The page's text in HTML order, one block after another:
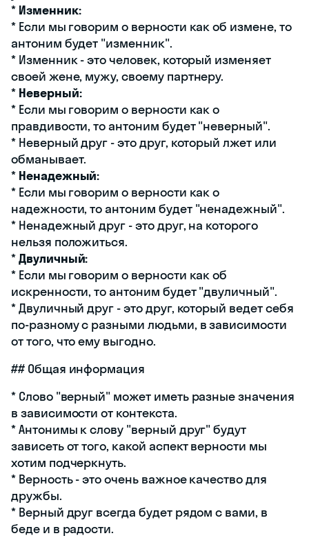
* Изменник:
* Если мы говорим о верности как об измене, то
антоним будет "изменник".
* Изменник - это человек, который изменяет
своей жене, мужу, своему партнеру.
* Неверный:
* Если мы говорим о верности как о
правдивости, то антоним будет "неверный".
* Неверный друг - это друг, который лжет или
обманывает.
* Ненадежный:
* Если мы говорим о верности как о
надежности, то антоним будет "ненадежный".
* Ненадежный друг - это друг, на которого
нельзя положиться.
*Двуличный:
* Если мы говорим о верности как об
искренности, то антоним будет "двуличный".
* Двуличный друг - это друг, который ведет себя
по-разному с разными людьми, в зависимости
от того, что ему выгодно.
## Общая информация
* Слово "верный" может иметь разные значения
в зависимости от контекста.
* Антонимы к слову "верный друг" будут
зависеть от того, какой аспект верности мы
хотим подчеркнуть.
* Верность - это очень важное качество для
дружбы.
* Верный друг всегда будет рядом с вами, в
беде и в радости.